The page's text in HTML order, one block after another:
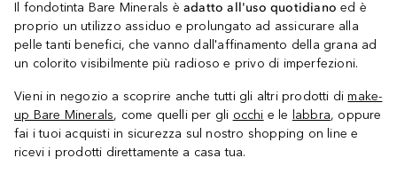
Il fondotinta Bare Minerals è adatto all'uso quotidiano ed è
proprio un utilizzo assiduo e prolungato ad assicurare alla
pelle tanti benefici, che vanno dall'affinamento della grana ad
un colorito visibilmente più radioso e privo di imperfezioni.
Vieni in negozio a scoprire anche tutti gli altri prodotti dimake-
up Bare Minerals, come quelli per gli occhi e le labbra, oppure
fai i tuoi acquisti in sicurezza sul nostro shopping on line e
ricevi i prodotti direttamente a casa tua.